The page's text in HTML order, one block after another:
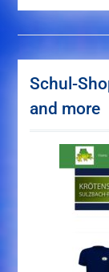
Schul-
and more